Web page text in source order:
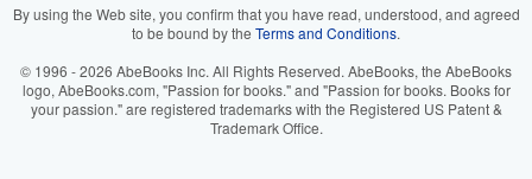
Your Ads Privacy Choices
Accessibility
AbeBooks.it
AbeBooks.ca
By using the Web site, you confirm that you have read, understood, and agreed
to be bound by the Terms and Conditions.
© 1996 - 2026 AbeBooks Inc. All Rights Reserved. AbeBooks, the AbeBooks
logo, AbeBooks.com, "Passion for books." and "Passion for books. Books for
your passion." are registered trademarks with the Registered US Patent &
Trademark Office.